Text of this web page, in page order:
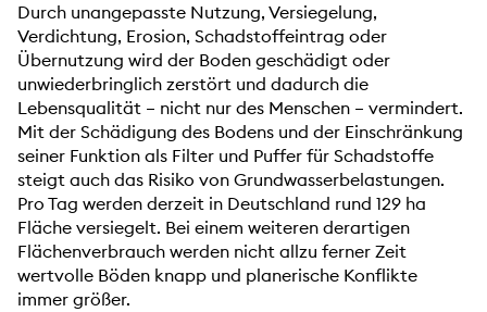
Durch unangepasste Nutzung, Versiegelung,
Verdichtung, Erosion, Schadstoffeintrag oder
Übernutzung wird der Boden geschädigt oder
unwiederbringlich zerstört und dadurch die
Lebensqualität – nicht nur des Menschen – vermindert.
Mit der Schädigung des Bodens und der Einschränkung
seiner Funktion als Filter und Puffer für Schadstoffe
steigt auch das Risiko von Grundwasserbelastungen.
Pro Tag werden derzeit in Deutschland rund 129 ha
Fläche versiegelt. Bei einem weiteren derartigen
Flächenverbrauch werden nicht allzu ferner Zeit
wertvolle Böden knapp und planerische Konflikte
immer größer.